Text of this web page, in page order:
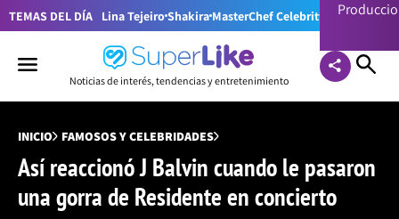
TEMAS DEL DÍA Lina TejeiroShakira MasterChef Celebrity Colombia
Noticias de interés, tendencias y entretenimiento
INICIO FAMOSOS Y CELEBRIDADES
Así reaccionó J Balvin cuando le pasaron
una gorra de Residente en concierto